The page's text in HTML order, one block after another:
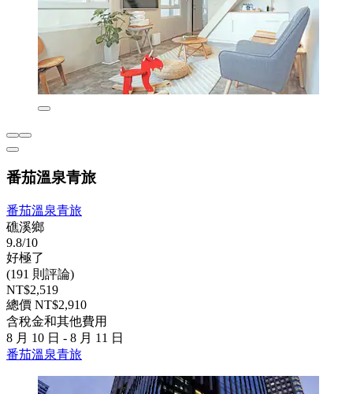
番茄溫泉青旅
番茄溫泉青旅
礁溪鄉
9.8/10
好極了
(191 則評論)
NT$2,519
總價 NT$2,910
含稅金和其他費用
8 月 10 日 - 8 月 11 日
番茄溫泉青旅